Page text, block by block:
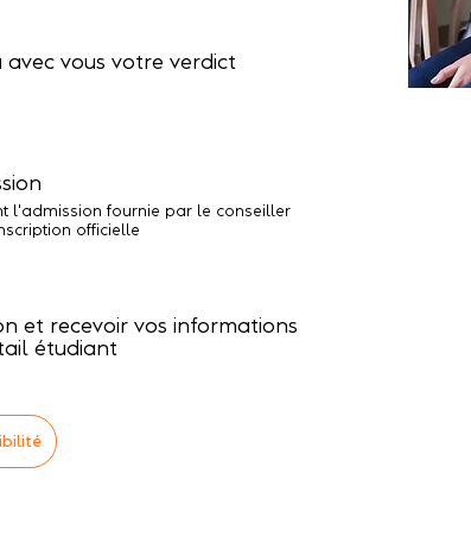
vous votre verdict
l'admission fournie par le conseiller
officielle
et recevoir vos informations
étudiant